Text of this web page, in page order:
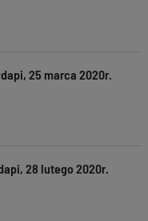
25 marca 2020r.
28 lutego 2020r.